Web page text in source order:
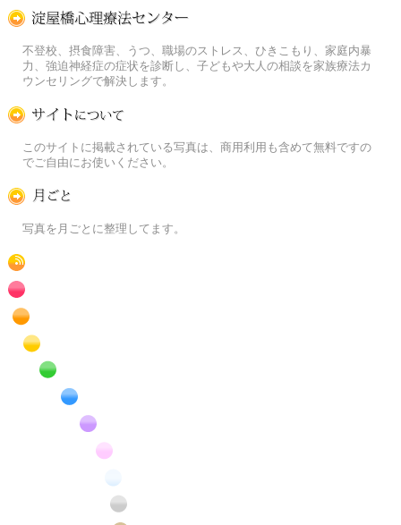
不登校、摂食障害、うつ、職場のストレス、ひきこもり、家庭内暴
力、強迫神経症の症状を診断し、子どもや大人の相談を家族療法カ
ウンセリングで解決します。
このサイトに掲載されている写真は、商用利用も含めて無料ですの
でご自由にお使いください。
写真を月ごとに整理してます。
RSS
赤色の花のフリー写真素材
橙色の花のフリー写真素材
黄色の花のフリー写真素材
緑色の花のフリー写真素材
青色の花のフリー写真素材
紫色の花のフリー写真素材
白色の花のフリー写真素材
昆虫のフリー写真素材